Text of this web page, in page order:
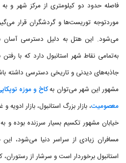
فاصله حدود دو کیلومتری از مرکز شهر و
موردتوجه توریست‌ها و گردشگران قرار
می‌شود. این هتل به دلیل دسترسی آسان
به‌تمامی نقاط شهر استانبول دارد که با رفتن
جاذبه‌های دیدنی و تاریخی دسترسی داشته
مشهور این شهر می‌توان بهکاخ و موزه
معصومیت، بازار بزرگ استانبول، بازار ادویه
خیابان مشهور تکسیم بسیار سرزنده بوده و
مسافران زیادی از سراسر دنیا می‌شود،
استانبول برخوردار است و سرشار از